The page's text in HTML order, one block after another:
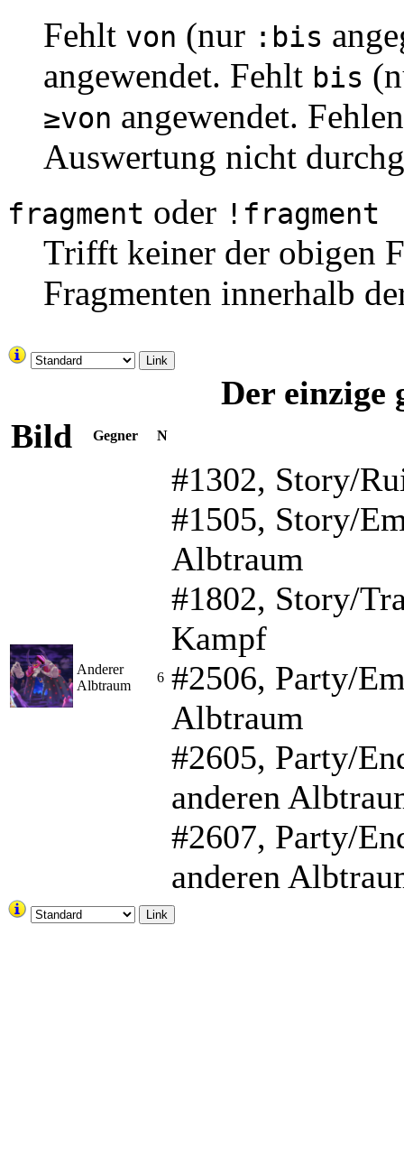
Fehlt von (nur :bis
angewendet. Fehlt bis
≥von angewendet.
Auswertung nicht
fragment oder !fragment
Trifft keiner der obigen
Fragmenten innerhalb
Link
Der einzige
Bild
Gegner N
Anderer
Albtraum
6
#1302, Story/
#1505, Story/
Albtraum
#1802, Story/
Kampf
#2506, Party/
Albtraum
#2605, Party/
anderen
#2607, Party/
anderen
Link